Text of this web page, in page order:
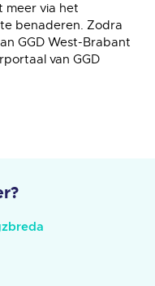
meer via het
benaderen. Zodra
GGD West-Brabant
van GGD